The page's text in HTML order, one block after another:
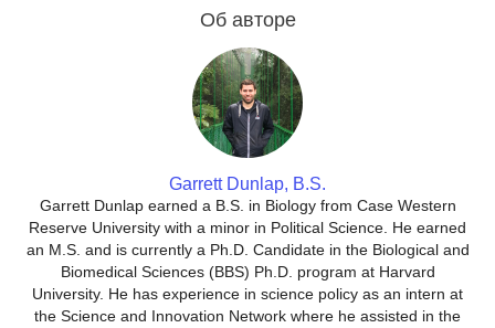
Об авторе
Garrett Dunlap, B.S.
Garrett Dunlap earned a B.S. in Biology from Case Western
Reserve University with a minor in Political Science. He earned
an M.S. and is currently a Ph.D. Candidate in the Biological and
Biomedical Sciences (BBS) Ph.D. program at Harvard
University. He has experience in science policy as an intern at
the Science and Innovation Network where he assisted in the